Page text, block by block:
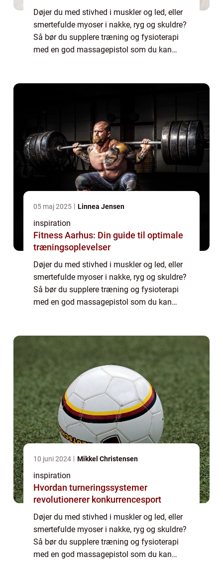
Døjer du med stivhed i muskler og led, eller
smertefulde myoser i nakke, ryg og skuldre?
Så bør du supplere træning og fysioterapi
med en god massagepistol som du kan
05 maj 2025 Linnea Jensen
inspiration
Fitness Aarhus: Din guide til optimale
træningsoplevelser
Døjer du med stivhed i muskler og led, eller
smertefulde myoser i nakke, ryg og skuldre?
Så bør du supplere træning og fysioterapi
med en god massagepistol som du kan
10 juni 2024 Mikkel Christensen
inspiration
Hvordan turneringssystemer
revolutionerer konkurrencesport
Døjer du med stivhed i muskler og led, eller
smertefulde myoser i nakke, ryg og skuldre?
Så bør du supplere træning og fysioterapi
med en god massagepistol som du kan